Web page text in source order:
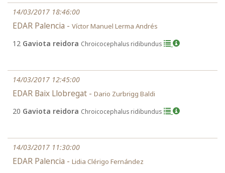
14/03/2017 18:46:00
EDAR Palencia - Víctor Manuel Lerma Andrés
12 Gaviota reidora Chroicocephalus ridibundus
14/03/2017 12:45:00
EDAR Baix Llobregat - Dario Zurbrigg Baldi
20 Gaviota reidora Chroicocephalus ridibundus
14/03/2017 11:30:00
EDAR Palencia - Lidia Clérigo Fernández